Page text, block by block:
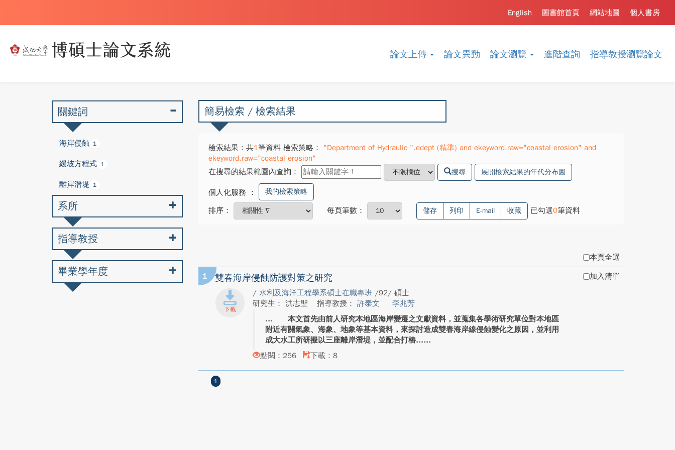
論文上傳 論文異動 論文瀏覽 進階查詢 指導教授瀏覽論文
個人書房
網站地圖
圖書館首頁
English
簡易檢索 / 檢索結果
檢索結果：共1筆資料 檢索策略：
"Department of Hydraulic ".edept (精準) and ekeyword.raw="coastal erosion" and
ekeyword.raw="coastal erosion"
在搜尋的結果範圍內查詢：
搜尋 展開檢索結果的年代分布圖
個人化服務 ： 我的檢索策略
排序： 每頁筆數： 儲存 列印 E-mail 收藏 已勾選0筆資料
本頁全選
1 雙春海岸侵蝕防護對策之研究
/ 水利及海洋工程學系碩士在職專班 /92/ 碩士
研究生： 洪志聖
指導教授： 許泰文
李兆芳
本文首先由前人研究本地區海岸變遷之文獻資料，並蒐集各學術研究單位對本地區
附近有關氣象、海象、地象等基本資料，來探討造成雙春海岸線侵蝕變化之原因，並利用
成大水工所研擬以三座離岸潛堤，並配合打樁...
點閱：256
下載：8
加入清單
1
關鍵詞
海岸侵蝕 1
緩坡方程式 1
離岸潛堤 1
系所
指導教授
畢業學年度